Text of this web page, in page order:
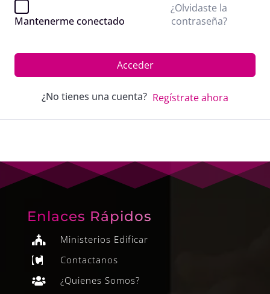
Mantenerme conectado
¿Olvidaste la
contraseña?
Acceder
¿No tienes una cuenta? Regístrate ahora
Enlaces Rápidos
 Ministerios Edificar
 Contactanos
 ¿Quienes Somos?